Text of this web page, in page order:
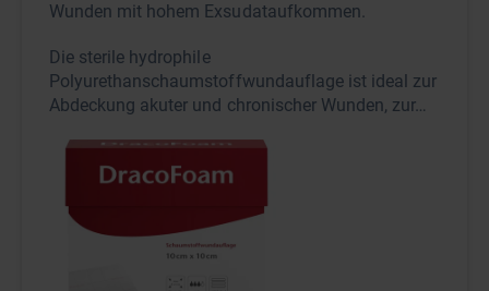
Wunden mit hohem Exsudataufkommen.
Die sterile hydrophile
Polyurethanschaumstoffwundauflage ist ideal zur
Abdeckung akuter und chronischer Wunden, zur…